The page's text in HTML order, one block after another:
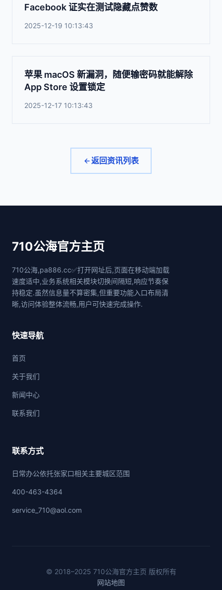
Facebook 证实在测试隐藏点赞数
2025-12-19 10:13:43
苹果 macOS 新漏洞，随便输密码就能解除
App Store 设置锁定
2025-12-17 10:13:43
返回资讯列表
710公海官方主页
710公海,pa886.cc✅打开网址后,页面在移动端加载
速度适中,业务系统相关模块切换间隔短,响应节奏保
持稳定.虽然信息量不算密集,但重要功能入口布局清
晰,访问体验整体流畅,用户可快速完成操作.
快速导航
首页
关于我们
新闻中心
联系我们
联系方式
日常办公依托张家口相关主要城区范围
400-463-4364
service_710@aol.com
© 2018–2025 710公海官方主页 版权所有
网站地图